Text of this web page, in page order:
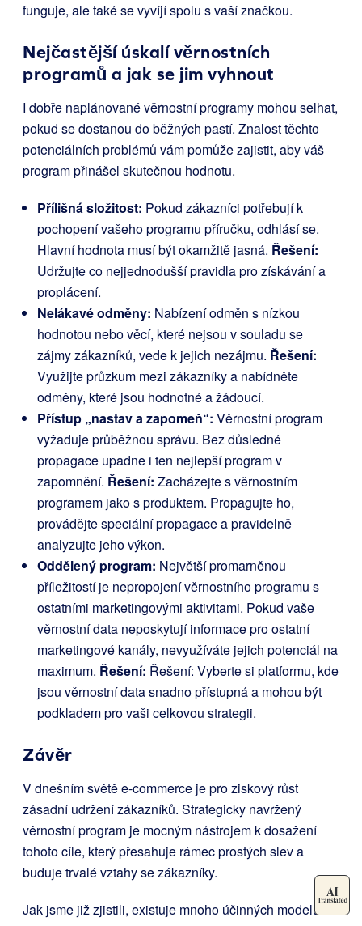
funguje, ale také se vyvíjí spolu s vaší značkou.
Nejčastější úskalí věrnostních
programů a jak se jim vyhnout
I dobře naplánované věrnostní programy mohou selhat,
pokud se dostanou do běžných pastí. Znalost těchto
potenciálních problémů vám pomůže zajistit, aby váš
program přinášel skutečnou hodnotu.
Přílišná složitost: Pokud zákazníci potřebují k
pochopení vašeho programu příručku, odhlásí se.
Hlavní hodnota musí být okamžitě jasná. Řešení:
Udržujte co nejjednodušší pravidla pro získávání a
proplácení.
Nelákavé odměny: Nabízení odměn s nízkou
hodnotou nebo věcí, které nejsou v souladu se
zájmy zákazníků, vede k jejich nezájmu. Řešení:
Využijte průzkum mezi zákazníky a nabídněte
odměny, které jsou hodnotné a žádoucí.
Přístup „nastav a zapomeň“: Věrnostní program
vyžaduje průběžnou správu. Bez důsledné
propagace upadne i ten nejlepší program v
zapomnění. Řešení: Zacházejte s věrnostním
programem jako s produktem. Propagujte ho,
provádějte speciální propagace a pravidelně
analyzujte jeho výkon.
Oddělený program: Největší promarněnou
příležitostí je nepropojení věrnostního programu s
ostatními marketingovými aktivitami. Pokud vaše
věrnostní data neposkytují informace pro ostatní
marketingové kanály, nevyužíváte jejich potenciál na
maximum. Řešení: Řešení: Vyberte si platformu, kde
jsou věrnostní data snadno přístupná a mohou být
podkladem pro vaši celkovou strategii.
Závěr
V dnešním světě e-commerce je pro ziskový růst
zásadní udržení zákazníků. Strategicky navržený
věrnostní program je mocným nástrojem k dosažení
tohoto cíle, který přesahuje rámec prostých slev a
buduje trvalé vztahy se zákazníky.
Jak jsme již zjistili, existuje mnoho účinných modelů.